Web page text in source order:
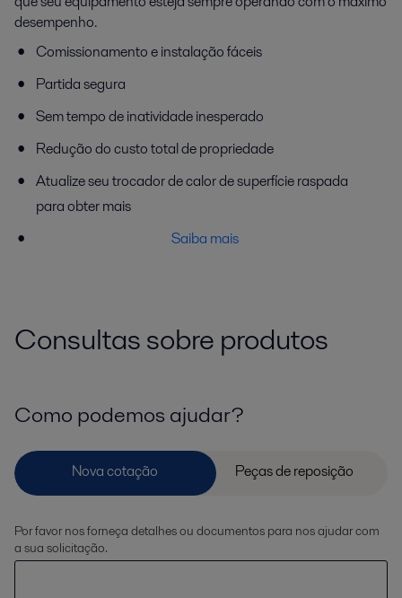
desempenho.
Comissionamento e instalação fáceis
Partida segura
Sem tempo de inatividade inesperado
Redução do custo total de propriedade
Atualize seu trocador de calor de superfície raspada
para obter mais
Saiba mais
Consultas sobre produtos
Como podemos ajudar?
Por favor nos forneça detalhes ou documentos para nos ajudar com
a sua solicitação.